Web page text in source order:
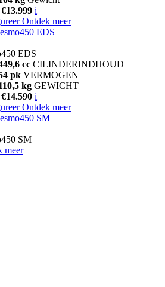
i
Ontdek meer
EDS
EDS
cc CILINDERINDHOUD
pk VERMOGEN
kg GEWICHT
i
Ontdek meer
SM
SM
meer